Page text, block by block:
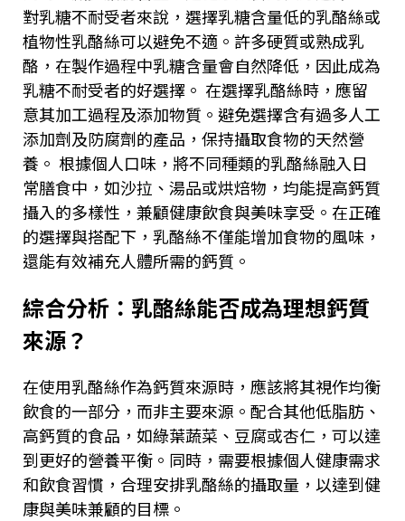
對乳糖不耐受者來說，選擇乳糖含量低的乳酪絲或
植物性乳酪絲可以避免不適。許多硬質或熟成乳
酪，在製作過程中乳糖含量會自然降低，因此成為
乳糖不耐受者的好選擇。 在選擇乳酪絲時，應留
意其加工過程及添加物質。避免選擇含有過多人工
添加劑及防腐劑的產品，保持攝取食物的天然營
養。 根據個人口味，將不同種類的乳酪絲融入日
常膳食中，如沙拉、湯品或烘焙物，均能提高鈣質
攝入的多樣性，兼顧健康飲食與美味享受。在正確
的選擇與搭配下，乳酪絲不僅能增加食物的風味，
還能有效補充人體所需的鈣質。
綜合分析：乳酪絲能否成為理想鈣質
來源？
在使用乳酪絲作為鈣質來源時，應該將其視作均衡
飲食的一部分，而非主要來源。配合其他低脂肪、
高鈣質的食品，如綠葉蔬菜、豆腐或杏仁，可以達
到更好的營養平衡。同時，需要根據個人健康需求
和飲食習慣，合理安排乳酪絲的攝取量，以達到健
康與美味兼顧的目標。